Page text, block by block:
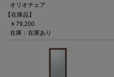
オリオチェア
【在庫品】
￥79,200
在庫：在庫あり